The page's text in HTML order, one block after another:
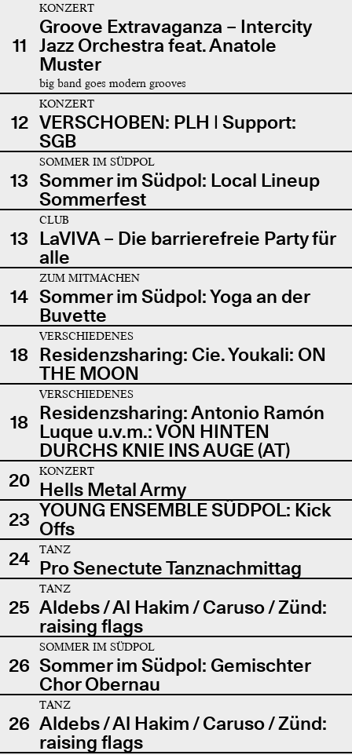
11
KONZERT
Groove Extravaganza – Intercity
Jazz Orchestra feat. Anatole
Muster
big band goes modern grooves
12
KONZERT
VERSCHOBEN: PLH | Support:
SGB
13
SOMMER IM SÜDPOL
Sommer im Südpol: Local Lineup
Sommerfest
13
CLUB
LaVIVA – Die barrierefreie Party für
alle
14
ZUM MITMACHEN
Sommer im Südpol: Yoga an der
Buvette
18
VERSCHIEDENES
Residenzsharing: Cie. Youkali: ON
THE MOON
18
VERSCHIEDENES
Residenzsharing: Antonio Ramón
Luque u.v.m.: VON HINTEN
DURCHS KNIE INS AUGE (AT)
20
KONZERT
Hells Metal Army
23 YOUNG ENSEMBLE SÜDPOL: Kick
Offs
24
TANZ
Pro Senectute Tanznachmittag
25
TANZ
Aldebs / Al Hakim / Caruso / Zünd:
raising flags
26
SOMMER IM SÜDPOL
Sommer im Südpol: Gemischter
Chor Obernau
26
TANZ
Aldebs / Al Hakim / Caruso / Zünd:
raising flags